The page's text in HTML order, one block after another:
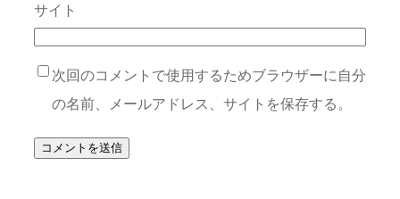
サイト
次回のコメントで使用するためブラウザーに自分
の名前、メールアドレス、サイトを保存する。